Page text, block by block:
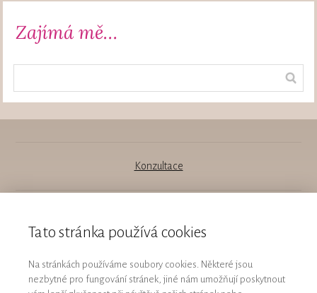
Zajímá mě…
Konzultace
Ochrana osobních údajů
Tato stránka používá cookies
Na stránkách používáme soubory cookies. Některé jsou
nezbytné pro fungování stránek, jiné nám umožňují poskytnout